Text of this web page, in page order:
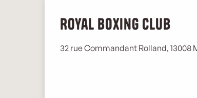
Royal Boxing Club
32 rue Commandant Rolland, 13008